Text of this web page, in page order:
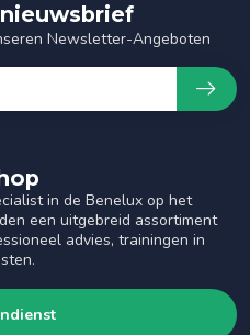
in de Benelux op het
een uitgebreid assortiment
advies, trainingen in
Newsletter-Angeboten